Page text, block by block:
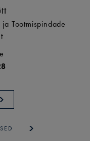
Tootmispindade